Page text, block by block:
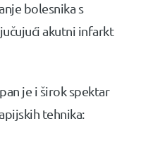
bolesnika s
akutni infarkt
je i širok spektar
tehnika: